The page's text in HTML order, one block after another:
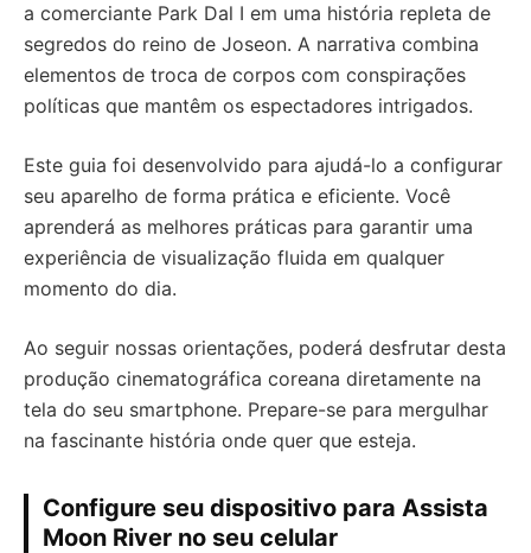
a comerciante Park Dal I em uma história repleta de
segredos do reino de Joseon. A narrativa combina
elementos de troca de corpos com conspirações
políticas que mantêm os espectadores intrigados.
Este guia foi desenvolvido para ajudá-lo a configurar
seu aparelho de forma prática e eficiente. Você
aprenderá as melhores práticas para garantir uma
experiência de visualização fluida em qualquer
momento do dia.
Ao seguir nossas orientações, poderá desfrutar desta
produção cinematográfica coreana diretamente na
tela do seu smartphone. Prepare-se para mergulhar
na fascinante história onde quer que esteja.
Configure seu dispositivo para Assista
Moon River no seu celular